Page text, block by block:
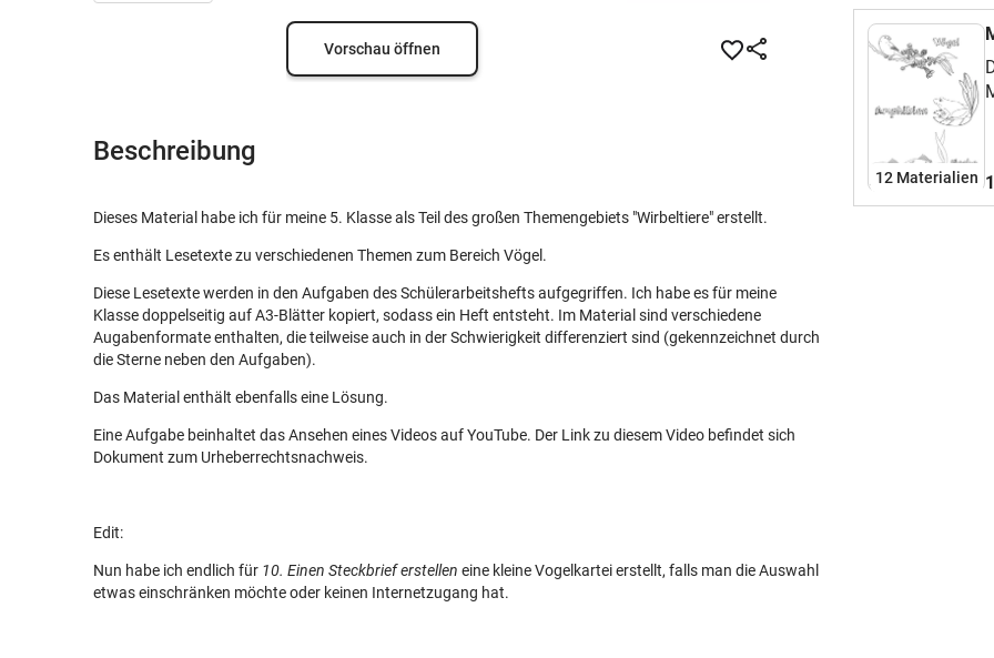
Vorschau öffnen
Beschreibung
Dieses Material habe ich für meine 5. Klasse als Teil des großen Themengebiets "Wirbeltiere" erstellt.
Es enthält Lesetexte zu verschiedenen Themen zum Bereich Vögel.
Diese Lesetexte werden in den Aufgaben des Schülerarbeitshefts aufgegriffen. Ich habe es für meine
Klasse doppelseitig auf A3-Blätter kopiert, sodass ein Heft entsteht. Im Material sind verschiedene
Augabenformate enthalten, die teilweise auch in der Schwierigkeit differenziert sind (gekennzeichnet durch
die Sterne neben den Aufgaben).
Das Material enthält ebenfalls eine Lösung.
Eine Aufgabe beinhaltet das Ansehen eines Videos auf YouTube. Der Link zu diesem Video befindet sich
Dokument zum Urheberrechtsnachweis.
Edit:
Nun habe ich endlich für 10. Einen Steckbrief erstellen eine kleine Vogelkartei erstellt, falls man die Auswahl
etwas einschränken möchte oder keinen Internetzugang hat.
12 Materialien